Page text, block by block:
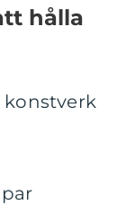
hålla
konstverk